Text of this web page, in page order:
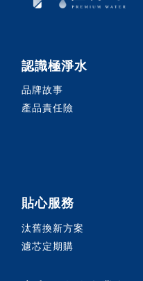
認識極淨水
品牌故事
產品責任險
貼心服務
汰舊換新方案
濾芯定期購